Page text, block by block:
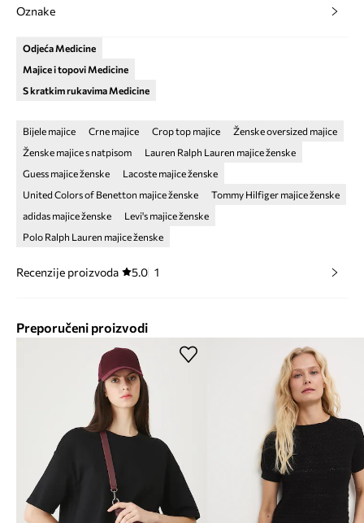
Oznake
Odjeća Medicine
Majice i topovi Medicine
S kratkim rukavima Medicine
Bijele majice Crne majice Crop top majice
Ženske oversized majice
Ženske majice s natpisom
Lauren Ralph Lauren majice ženske
Guess majice ženske
Lacoste majice ženske
United Colors of Benetton majice ženske
Tommy Hilfiger majice ženske
adidas majice ženske
Levi's majice ženske
Polo Ralph Lauren majice ženske
Recenzije proizvoda 5.0 1
Preporučeni proizvodi